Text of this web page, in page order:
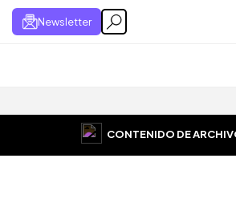
Newsletter
CONTENIDO DE